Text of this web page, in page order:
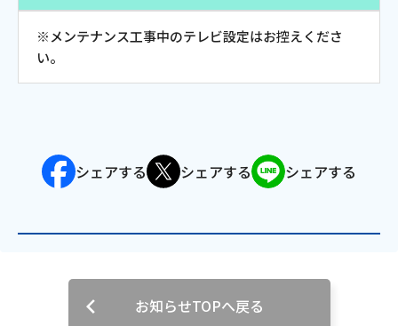
おトクなプラン
会社案内
ウェブサイトのご利用について
※メンテナンス工事中のテレビ設定はお控えくださ
い。
シェアする シェアする シェアする
お知らせTOPへ戻る